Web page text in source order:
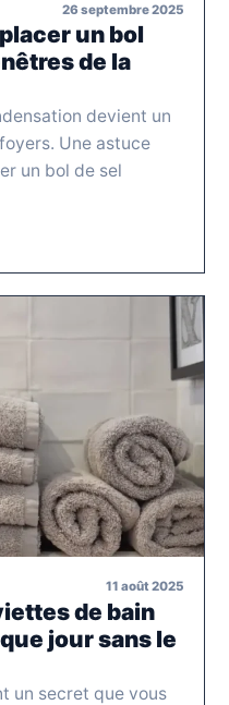
26 septembre 2025
un bol
de la
devient un
Une astuce
un bol de sel
11 août 2025
de bain
jour sans le
un secret que vous